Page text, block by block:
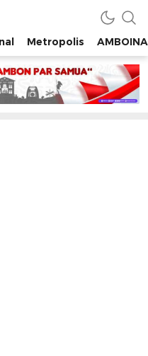
Metropolis AMBOINA